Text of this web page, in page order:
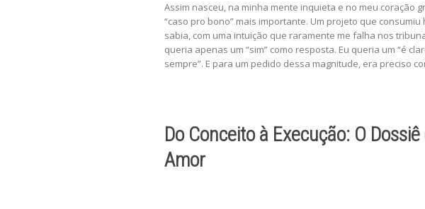
Assim nasceu, na minha mente inquieta e no meu coração
“caso pro bono” mais importante. Um projeto que
sabia, com uma intuição que raramente me falha nos
queria apenas um “sim” como resposta. Eu queria um “é
sempre”. E para um pedido dessa magnitude, era preciso
Do Conceito à Execução: O
Amor